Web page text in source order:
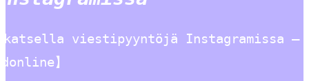
katsella viestipyyntöjä Instagramissa –
】